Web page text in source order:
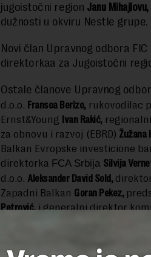
jugoistočni region Janu Mihajlovu,
dužnosti u okviru Nestle grupe.
Novi član Upravnog odbora
direktorkaa za Jugoistočni
Ostale članove Upravnog
d.o.o. Fransoa Berizo, rukovodilac
Ernst&Young Ivan Rakić,
za obnovu i razvoj (EBRD) Žužana
Balkan Evropske investicione
direktorka FCA Srbija Silvija
d.o.o. Aleksander David Sold,
Zapadni Balkan Goran Pekez,
Petrović,i generalni direktor
okupljamo oko 120
Srbiju uložile preko 35